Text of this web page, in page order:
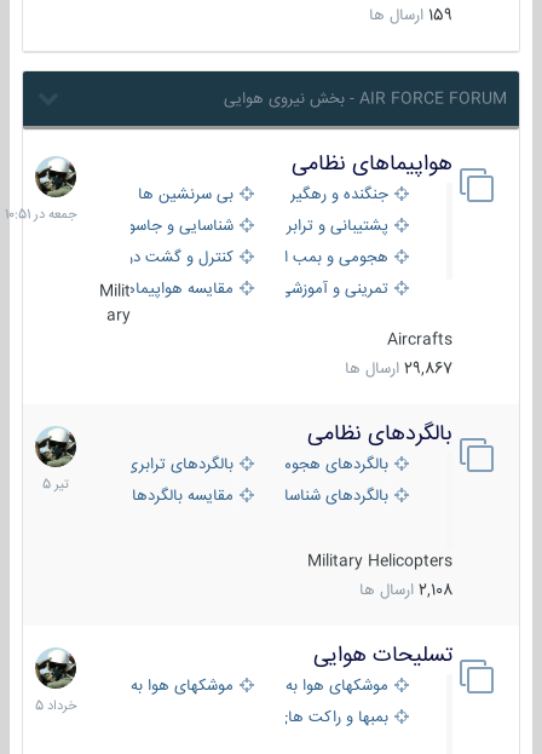
159 ارسال ها
AIR FORCE FORUM - بخش نیروی هوایی
هواپیماهای نظامی
جنگنده و رهگیر
بی سرنشین ها
پشتیبانی و ترابری
شناسایی و جاسوسی
هجومی و بمب افکن
کنترل و گشت دریایی
تمرینی و آموزشی
مقایسه هواپیماهاMilit
ary
Aircrafts
29,867 ارسال ها
جمعه
در
10:51
بالگردهای نظامی
بالگردهای هجومی
بالگردهای ترابری
بالگردهای شناسایی
مقایسه بالگردها
Military Helicopters
2,108 ارسال ها
22
تیر
1405
تسلیحات هوایی
موشکهای هوا به هوا
موشکهای هوا به سطح
بمبها و راکت های هوایی
30
خرداد
1405